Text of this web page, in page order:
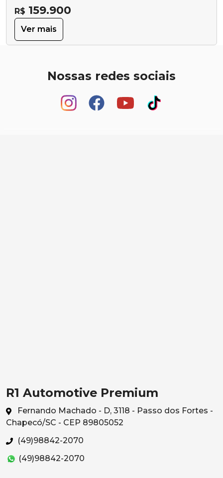
R$ 159.900
Ver mais
Nossas redes sociais
R1 Automotive Premium
Fernando Machado - D, 3118 - Passo dos Fortes -
Chapecó/SC - CEP 89805052
(49)98842-2070
(49)98842-2070